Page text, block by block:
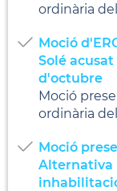
ordinària
Moció
Solé
d'octubre
Moció
ordinària
Moció
Alternativa